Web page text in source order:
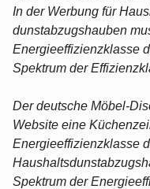
In der Werbung für
dunstabzugshauben
Energieeffizienzklasse
Spektrum der
Der deutsche Möbel-
Website eine
Energieeffizienzklasse
Spektrum der